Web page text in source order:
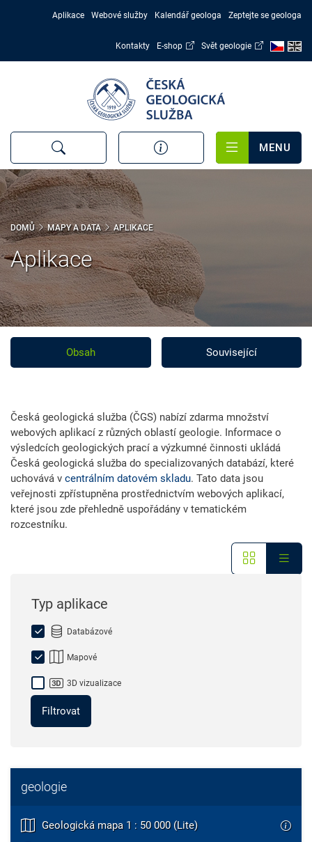
Aplikace Webové služby Kalendář geologa Zeptejte se geologa
Kontakty E-shop Svět geologie
MENU
DOMŮ MAPY A DATA APLIKACE
Aplikace
Obsah Související
Česká geologická služba (ČGS) nabízí zdarma množství
webových aplikací z různých oblastí geologie. Informace o
výsledcích geologických prací a výzkumné činnosti ukládá
Česká geologická služba do specializovaných databází, které
uchovává v centrálním datovém skladu. Tato data jsou
veřejnosti zpřístupněna prostřednictvím webových aplikací,
které jsou zde přehledně uspořádány v tematickém
rozcestníku.
Typ aplikace
Databázové
Mapové
3D vizualizace
Filtrovat
geologie
Geologická mapa 1 : 50 000 (Lite)